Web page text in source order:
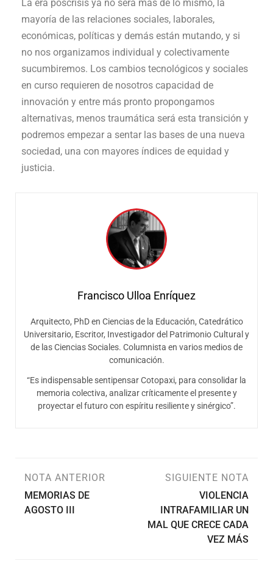
La era poscrisis ya no será más de lo mismo, la
mayoría de las relaciones sociales, laborales,
económicas, políticas y demás están mutando, y si
no nos organizamos individual y colectivamente
sucumbiremos. Los cambios tecnológicos y sociales
en curso requieren de nosotros capacidad de
innovación y entre más pronto propongamos
alternativas, menos traumática será esta transición y
podremos empezar a sentar las bases de una nueva
sociedad, una con mayores índices de equidad y
justicia.
Francisco Ulloa Enríquez
Arquitecto, PhD en Ciencias de la Educación, Catedrático
Universitario, Escritor, Investigador del Patrimonio Cultural y
de las Ciencias Sociales. Columnista en varios medios de
comunicación.
“Es indispensable sentipensar Cotopaxi, para consolidar la
memoria colectiva, analizar críticamente el presente y
proyectar el futuro con espíritu resiliente y sinérgico”.
NOTA ANTERIOR
MEMORIAS DE
AGOSTO III
SIGUIENTE NOTA
VIOLENCIA
INTRAFAMILIAR UN
MAL QUE CRECE CADA
VEZ MÁS